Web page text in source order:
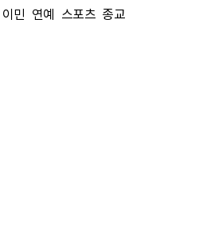
이민 연예 스포츠 종교